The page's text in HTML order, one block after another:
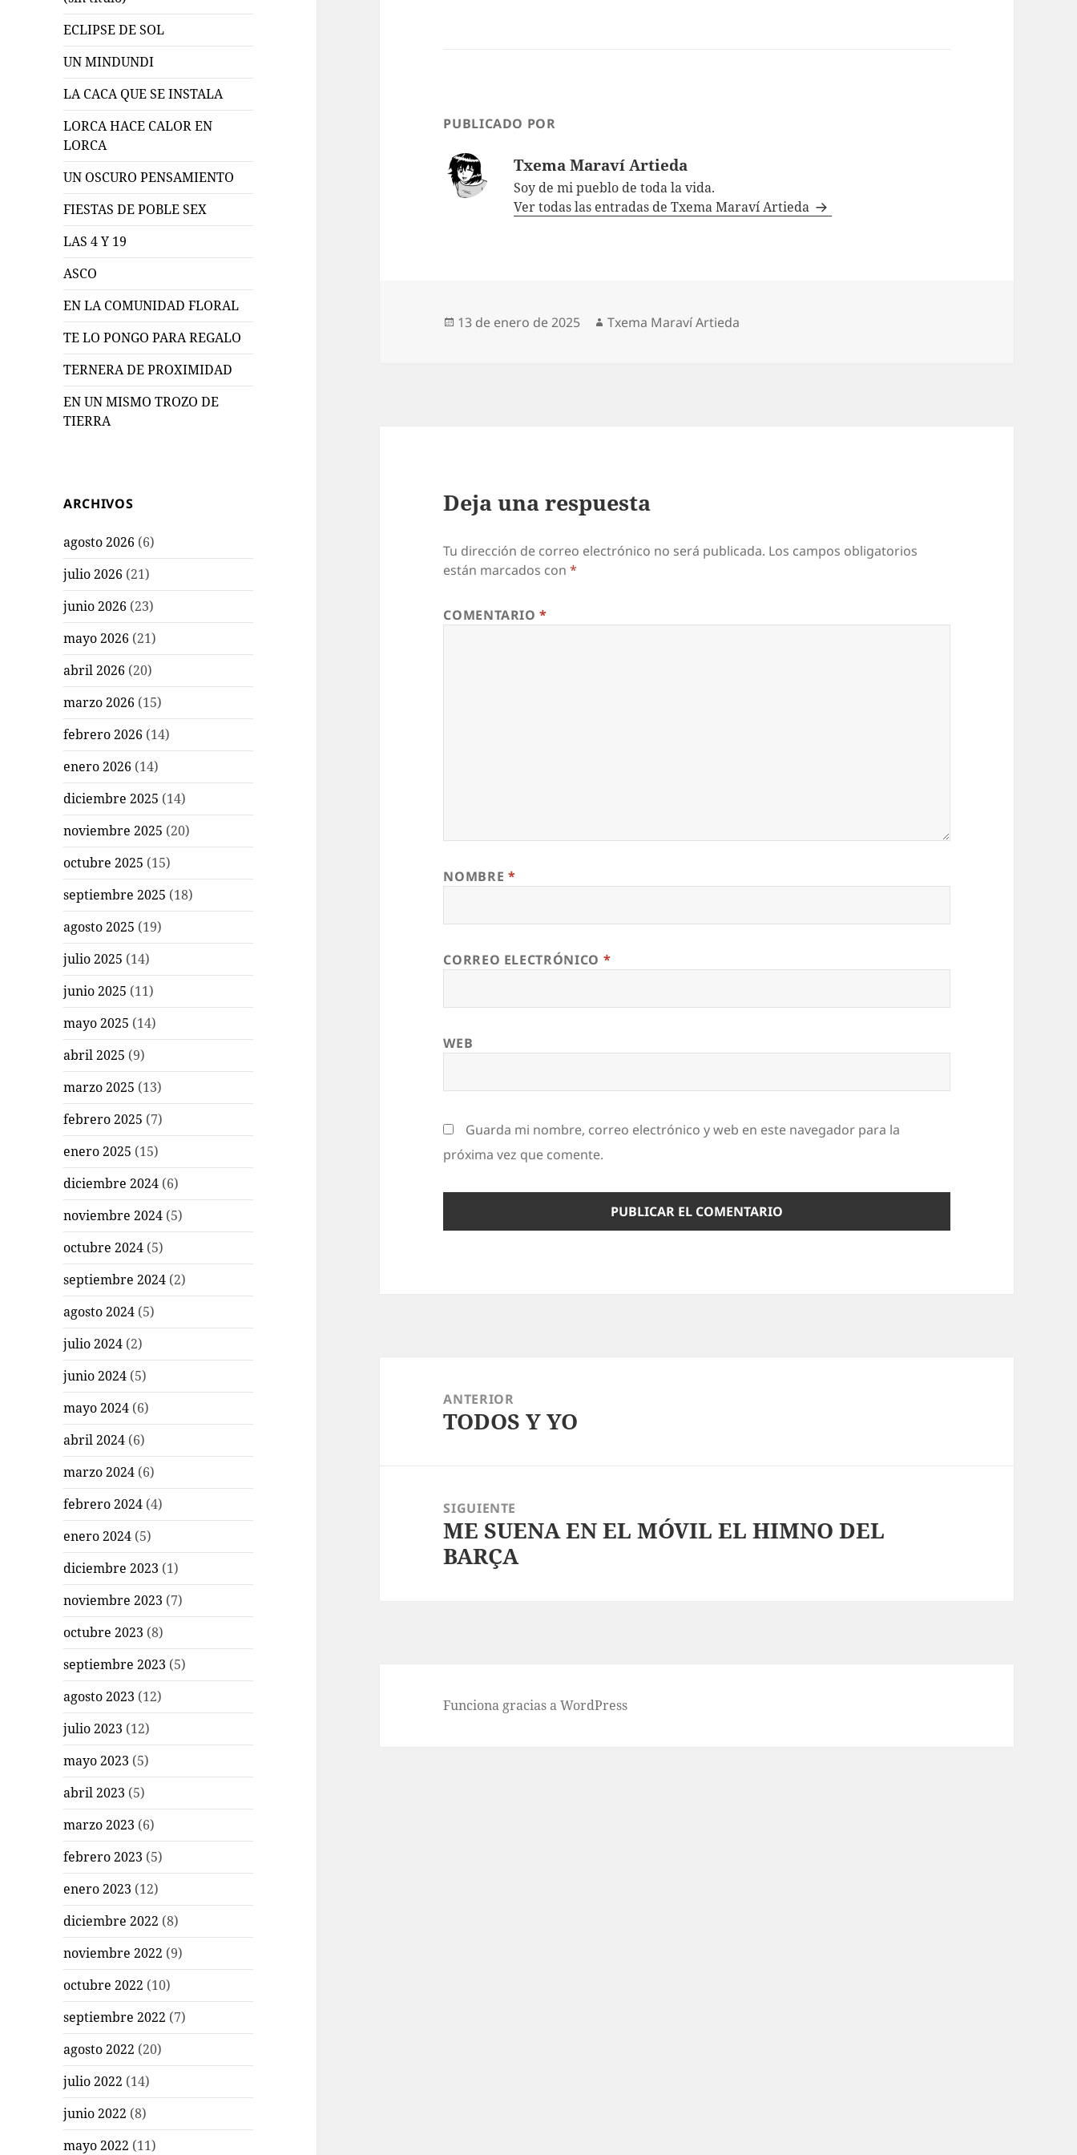
ECLIPSE DE SOL
UN MINDUNDI
LA CACA QUE SE INSTALA
LORCA HACE CALOR EN
LORCA
UN OSCURO PENSAMIENTO
FIESTAS DE POBLE SEX
LAS 4 Y 19
ASCO
EN LA COMUNIDAD FLORAL
TE LO PONGO PARA REGALO
TERNERA DE PROXIMIDAD
EN UN MISMO TROZO DE
TIERRA
ARCHIVOS
agosto 2026 (6)
julio 2026 (21)
junio 2026 (23)
mayo 2026 (21)
abril 2026 (20)
marzo 2026 (15)
febrero 2026 (14)
enero 2026 (14)
diciembre 2025 (14)
noviembre 2025 (20)
octubre 2025 (15)
septiembre 2025 (18)
agosto 2025 (19)
julio 2025 (14)
junio 2025 (11)
mayo 2025 (14)
abril 2025 (9)
marzo 2025 (13)
febrero 2025 (7)
enero 2025 (15)
diciembre 2024 (6)
noviembre 2024 (5)
octubre 2024 (5)
septiembre 2024 (2)
agosto 2024 (5)
julio 2024 (2)
junio 2024 (5)
mayo 2024 (6)
abril 2024 (6)
marzo 2024 (6)
febrero 2024 (4)
enero 2024 (5)
diciembre 2023 (1)
noviembre 2023 (7)
octubre 2023 (8)
septiembre 2023 (5)
agosto 2023 (12)
julio 2023 (12)
mayo 2023 (5)
abril 2023 (5)
marzo 2023 (6)
febrero 2023 (5)
enero 2023 (12)
diciembre 2022 (8)
noviembre 2022 (9)
octubre 2022 (10)
septiembre 2022 (7)
agosto 2022 (20)
julio 2022 (14)
junio 2022 (8)
mayo 2022 (11)
PUBLICADO POR
Txema Maraví Artieda
Soy de mi pueblo de toda la vida.
Ver todas las entradas de Txema Maraví Artieda
Publicado
13 de enero de 2025 Autor
Txema Maraví Artieda
Deja una respuesta
Tu dirección de correo electrónico no será publicada. Los campos obligatorios
están marcados con*
COMENTARIO*
NOMBRE *
CORREO ELECTRÓNICO *
WEB
Guarda mi nombre, correo electrónico y web en este navegador para la
próxima vez que comente.
entradas
ANTERIOR
Entrada
TODOS Y YO
SIGUIENTE
Entrada
siguiente:
ME SUENA EN EL MÓVIL EL HIMNO DEL
BARÇA
Funciona gracias a WordPress